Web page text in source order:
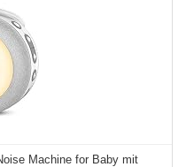
Machine for Baby mit